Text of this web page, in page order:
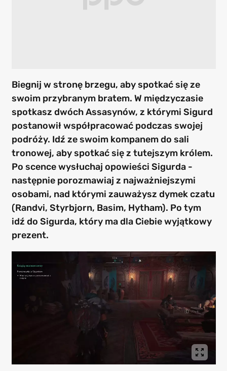
Biegnij w stronę brzegu, aby spotkać się ze
swoim przybranym bratem. W międzyczasie
spotkasz dwóch Assasynów, z którymi Sigurd
postanowił współpracować podczas swojej
podróży. Idź ze swoim kompanem do sali
tronowej, aby spotkać się z tutejszym królem.
Po scence wysłuchaj opowieści Sigurda -
następnie porozmawiaj z najważniejszymi
osobami, nad którymi zauważysz dymek czatu
(Randvi, Styrbjorn, Basim, Hytham). Po tym
idź do Sigurda, który ma dla Ciebie wyjątkowy
prezent.